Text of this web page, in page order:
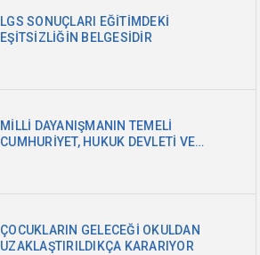
LGS SONUÇLARI EĞİTİMDEKİ
EŞİTSİZLİĞİN BELGESİDİR
MİLLİ DAYANIŞMANIN TEMELİ
CUMHURİYET, HUKUK DEVLETİ VE
ÇOCUKLARIN GELECEĞİ OKULDAN
UZAKLAŞTIRILDIKÇA KARARIYOR